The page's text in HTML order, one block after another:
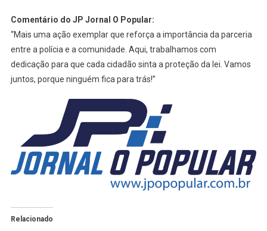
Comentário do JP Jornal O Popular:
“Mais uma ação exemplar que reforça a importância da parceria
entre a polícia e a comunidade. Aqui, trabalhamos com
dedicação para que cada cidadão sinta a proteção da lei. Vamos
juntos, porque ninguém fica para trás!”
Relacionado